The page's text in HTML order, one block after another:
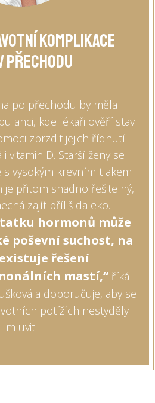
komplikace
přechodu
po přechodu by měla
kde lékaři ověří stav
zbrzdit jejich řídnutí.
vitamin D. Starší ženy se
s vysokým krevním tlakem
je přitom snadno řešitelný,
zajít příliš daleko.
hormonů může
poševní suchost, na
řešení
mastí,“ říká
a doporučuje, aby se
potížích nestyděly
mluvit.